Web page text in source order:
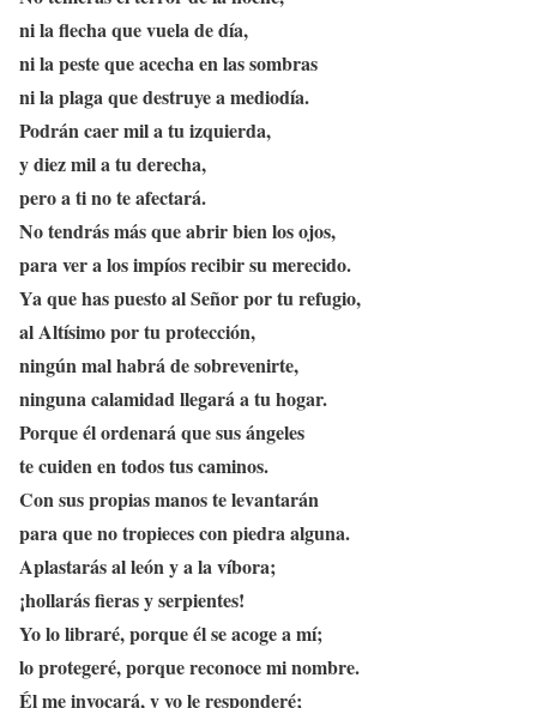
ni la flecha que vuela de día,
ni la peste que acecha en las sombras
ni la plaga que destruye a mediodía.
Podrán caer mil a tu izquierda,
y diez mil a tu derecha,
pero a ti no te afectará.
No tendrás más que abrir bien los ojos,
para ver a los impíos recibir su merecido.
Ya que has puesto al Señor por tu refugio,
al Altísimo por tu protección,
ningún mal habrá de sobrevenirte,
ninguna calamidad llegará a tu hogar.
Porque él ordenará que sus ángeles
te cuiden en todos tus caminos.
Con sus propias manos te levantarán
para que no tropieces con piedra alguna.
Aplastarás al león y a la víbora;
¡hollarás fieras y serpientes!
Yo lo libraré, porque él se acoge a mí;
lo protegeré, porque reconoce mi nombre.
Él me invocará, y yo le responderé;